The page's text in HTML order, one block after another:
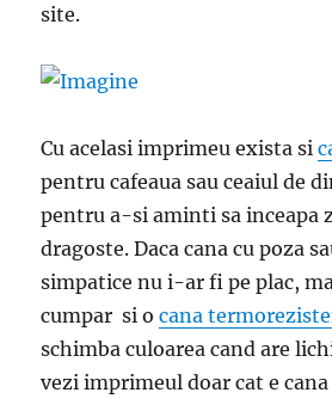
site.
Cu acelasi imprimeu exista si
pentru cafeaua sau ceaiul de
pentru a-si aminti sa inceapa
dragoste. Daca cana cu poza
simpatice nu i-ar fi pe plac,
cumpar si ocana
schimba culoarea cand are
vezi imprimeul doar cat e cana